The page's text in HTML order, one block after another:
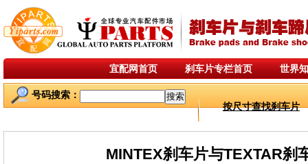
宜配网首页 刹车片专栏首页 世界
号码搜索：
按尺寸查找刹车片
MINTEX刹车片与TEXTAR刹